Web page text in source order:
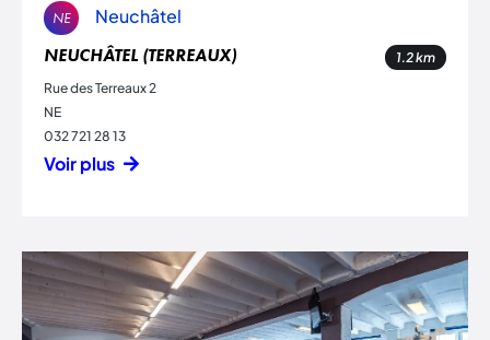
NE Neuchâtel
NEUCHÂTEL (TERREAUX) 1.2km
Rue des Terreaux 2
NE
032 721 28 13
Voir plus